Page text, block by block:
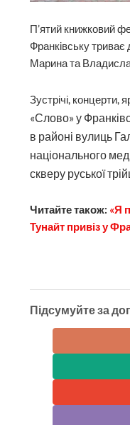
П’ятий книжковий
Франківську триває
Марина та
Зустрічі, концерти,
«Слово» у
в районі вулиць
національного
скверу руської
Читайте також: «Я
Тунайт привіз у
Підсумуйте за